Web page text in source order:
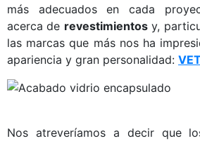
más adecuados en cada
acerca de revestimientosy,
las marcas que más nos ha
apariencia y gran personalidad:
Nos atreveríamos a decir que